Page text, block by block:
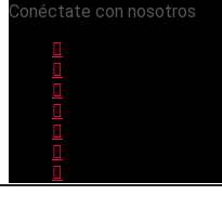
Conéctate con nosotros